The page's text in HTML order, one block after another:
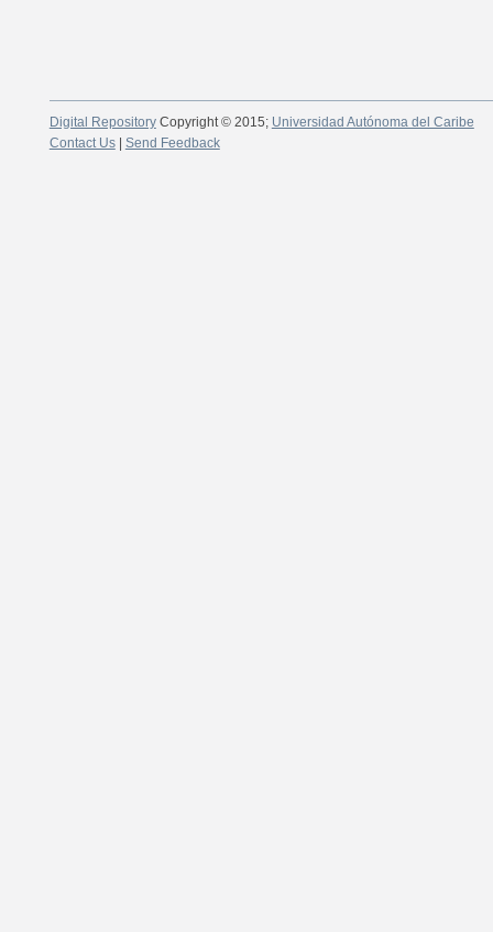
Digital RepositoryCopyright © 2015; Universidad Autónoma del Caribe
Contact Us| Send Feedback